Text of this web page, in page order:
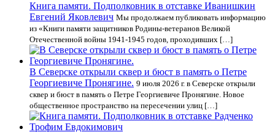
Книга памяти. Подполковник в отставке Иванишкин
Евгений Яковлевич Мы продолжаем публиковать информацию
из «Книги памяти защитников Родины-ветеранов Великой
Отечественной войны 1941-1945 годов, проходивших […]
В Северске открыли сквер и бюст в память о Петре
Георгиевиче Пронягине. 9 июля 2026 г. в Северске открыли
сквер и бюст в память о Петре Георгиевиче Пронягине. Новое
общественное пространство на пересечении улиц […]